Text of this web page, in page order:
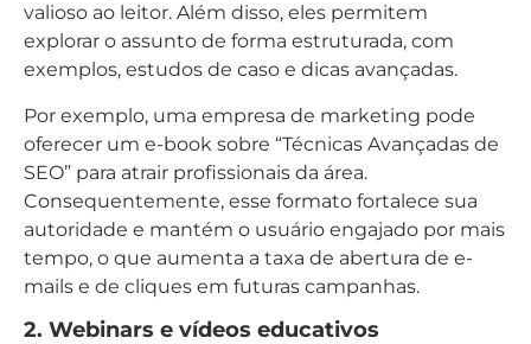
valioso ao leitor. Além disso, eles permitem
explorar o assunto de forma estruturada, com
exemplos, estudos de caso e dicas avançadas.
Por exemplo, uma empresa de marketing pode
oferecer um e-book sobre “Técnicas Avançadas de
SEO” para atrair profissionais da área.
Consequentemente, esse formato fortalece sua
autoridade e mantém o usuário engajado por mais
tempo, o que aumenta a taxa de abertura de e-
mails e de cliques em futuras campanhas.
2. Webinars e vídeos educativos